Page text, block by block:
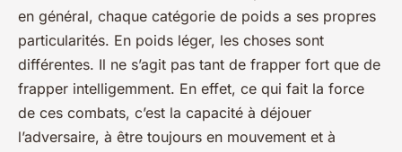
en général, chaque catégorie de poids a ses propres
particularités. En poids léger, les choses sont
différentes. Il ne s’agit pas tant de frapper fort que de
frapper intelligemment. En effet, ce qui fait la force
de ces combats, c’est la capacité à déjouer
l’adversaire, à être toujours en mouvement et à